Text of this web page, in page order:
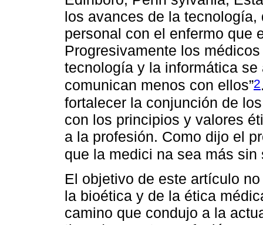
los avances de la tecnología,
personal con el enfermo que
Progresivamente los
tecnología y la informática
comunican menos con ellos”2
fortalecer la conjunción de
con los principios y valores
a la profesión. Como dijo el
que la medici na sea más sin
El objetivo de este artículo
la bioética y de la ética
camino que condujo a la